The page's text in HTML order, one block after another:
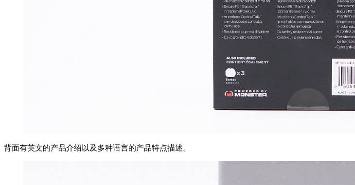
背面有英文的产品介绍以及多种语言的产品特点描述。